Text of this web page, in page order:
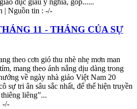
| Nguồn tin : -/-
11 - THÁNG CỦA SỰ
theo cơn gió thu nhè nhẹ mơn man
mang theo ánh nắng dịu dàng trong
về ngày nhà giáo Việt Nam 20
sự tri ân sâu sắc nhất, để thể hiện truyền
liêng”...
-/-